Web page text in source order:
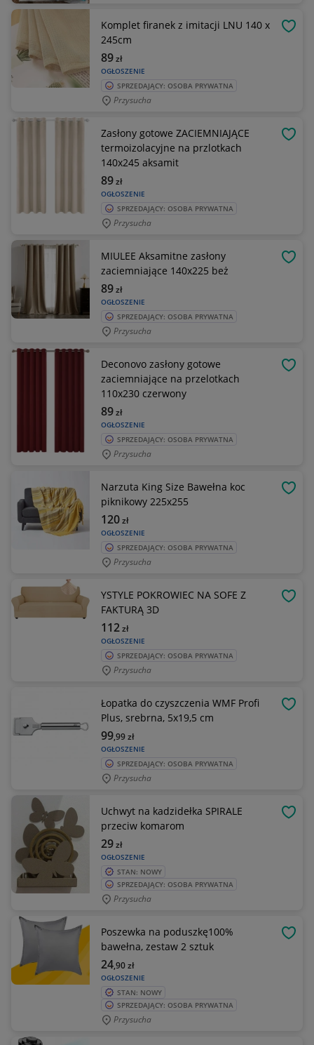
Komplet firanek z imitacji LNU 140 x
245cm
OGŁOSZENIE
89zł
SPRZEDAJĄCY: OSOBA PRYWATNA
Przysucha
Zasłony gotowe ZACIEMNIAJĄCE
termoizolacyjne na przlotkach
140x245 aksamit
OGŁOSZENIE
89zł
SPRZEDAJĄCY: OSOBA PRYWATNA
Przysucha
MIULEE Aksamitne zasłony
zaciemniające 140x225 beż
OGŁOSZENIE
89zł
SPRZEDAJĄCY: OSOBA PRYWATNA
Przysucha
Deconovo zasłony gotowe
zaciemniające na przelotkach
110x230 czerwony
OGŁOSZENIE
89zł
SPRZEDAJĄCY: OSOBA PRYWATNA
Przysucha
Narzuta King Size Bawełna koc
piknikowy 225x255
OGŁOSZENIE
120zł
SPRZEDAJĄCY: OSOBA PRYWATNA
Przysucha
YSTYLE POKROWIEC NA SOFE Z
FAKTURĄ 3D
OGŁOSZENIE
112zł
SPRZEDAJĄCY: OSOBA PRYWATNA
Przysucha
Łopatka do czyszczenia WMF Profi
Plus, srebrna, 5x19,5 cm
OGŁOSZENIE
99,99zł
SPRZEDAJĄCY: OSOBA PRYWATNA
Przysucha
Uchwyt na kadzidełka SPIRALE
przeciw komarom
OGŁOSZENIE
29zł
STAN: NOWY
SPRZEDAJĄCY: OSOBA PRYWATNA
Przysucha
Poszewka na poduszkę100%
bawełna, zestaw 2 sztuk
OGŁOSZENIE
24,90zł
STAN: NOWY
SPRZEDAJĄCY: OSOBA PRYWATNA
Przysucha